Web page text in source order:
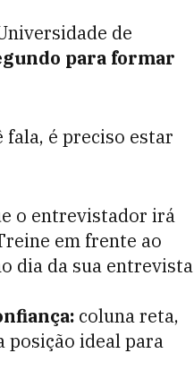
de
para formar
fala, é preciso estar
o entrevistador irá
em frente ao
dia da sua entrevista
coluna reta,
posição ideal para